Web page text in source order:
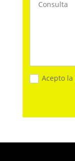
Acepto la